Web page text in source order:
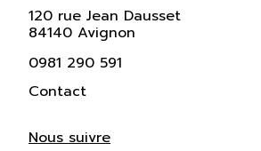
120 rue Jean Dausset
84140 Avignon
0981 290 591
Contact
Nous suivre